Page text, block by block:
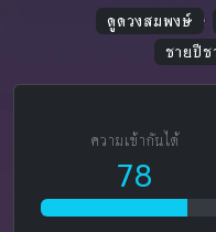
ดูดวงสมพงษ์
ชายปี
ความเข้ากันได้
78